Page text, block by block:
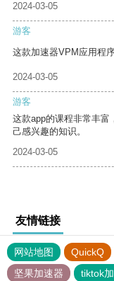
2024-03-05
游客
这款加速器VPM应用程
2024-03-05
游客
这款app的课程非常丰富
己感兴趣的知识。
2024-03-05
友情链接
网站地图 QuickQ
坚果加速器
tiktok